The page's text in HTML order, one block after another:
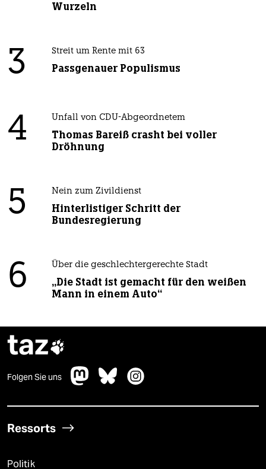
Wurzeln
3 Streit um Rente mit 63
Passgenauer Populismus
4 Unfall von CDU-Abgeordnetem
Thomas Bareiß crasht bei voller
Dröhnung
5 Nein zum Zivildienst
Hinterlistiger Schritt der
Bundesregierung
6 Über die geschlechtergerechte Stadt
„Die Stadt ist gemacht für den weißen
Mann in einem Auto“
taz
Folgen Sie uns
Ressorts
Politik